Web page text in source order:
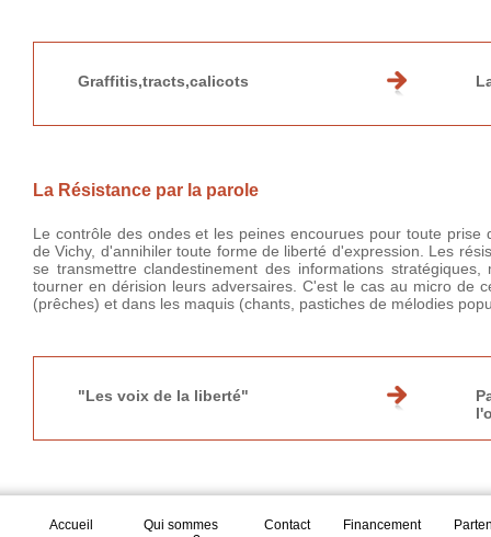
Graffitis,tracts,calicots
La Résistance par la parole
Le contrôle des ondes et les peines encourues pour toute
de Vichy, d'annihiler toute forme de liberté d'expression. Les
se transmettre clandestinement des informations
tourner en dérision leurs adversaires. C'est le cas au micro de
(prêches) et dans les maquis (chants, pastiches de mélodies
"Les voix de la liberté"
Accueil
Qui sommes
Contact Financement